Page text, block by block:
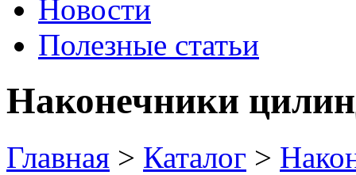
Новости
Полезные статьи
Наконечники
Главная > Каталог >